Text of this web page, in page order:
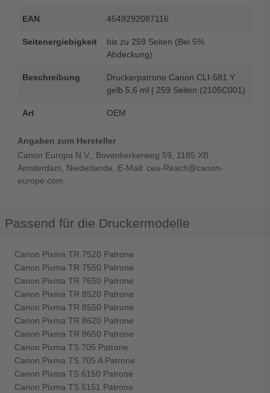
EAN 4549292087116
Seitenergiebigkeit
bis zu 259 Seiten (Bei 5%
Abdeckung)
Beschreibung
Druckerpatrone Canon CLI-581 Y
gelb 5,6 ml | 259 Seiten (2105C001)
Art OEM
Angaben zum Hersteller
Canon Europa N.V., Bovenkerkerweg 59, 1185 XB
Amsterdam, Niederlande, E-Mail: ceu-Reach@canon-
europe.com
Passend für die Druckermodelle
Canon Pixma TR 7520 Patrone
Canon Pixma TR 7550 Patrone
Canon Pixma TR 7650 Patrone
Canon Pixma TR 8520 Patrone
Canon Pixma TR 8550 Patrone
Canon Pixma TR 8620 Patrone
Canon Pixma TR 8650 Patrone
Canon Pixma TS 705 Patrone
Canon Pixma TS 705 A Patrone
Canon Pixma TS 6150 Patrone
Canon Pixma TS 6151 Patrone